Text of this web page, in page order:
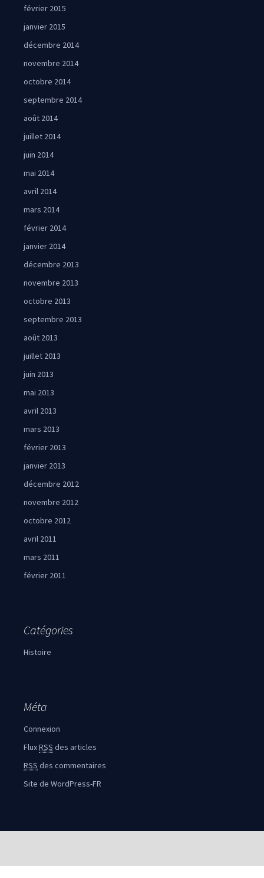
février 2015
janvier 2015
décembre 2014
novembre 2014
octobre 2014
septembre 2014
août 2014
juillet 2014
juin 2014
mai 2014
avril 2014
mars 2014
février 2014
janvier 2014
décembre 2013
novembre 2013
octobre 2013
septembre 2013
août 2013
juillet 2013
juin 2013
mai 2013
avril 2013
mars 2013
février 2013
janvier 2013
décembre 2012
novembre 2012
octobre 2012
avril 2011
mars 2011
février 2011
Catégories
Histoire
Méta
Connexion
FluxRSS des articles
RSS des commentaires
Site de WordPress-FR